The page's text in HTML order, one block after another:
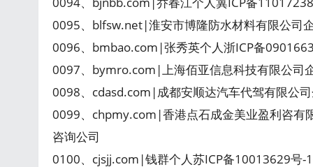
0095、blfsw.net|淮安市博隆防水材料有限公司
0096、bmbao.com|张秀英个人浙ICP备
0097、bymro.com|上海佰亚信息科技有限公司
0098、cdasd.com|成都安顺达汽车代驾有限公
0099、chpmy.com|香港点石成金美业盈利咨有
咨询公司
0100、cjsjj.com|钱群个人苏ICP备10013629号-